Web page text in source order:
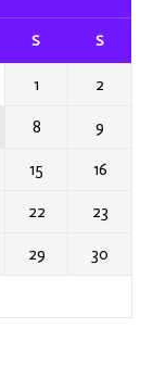
S S
1 2
8 9
15 16
22 23
29 30